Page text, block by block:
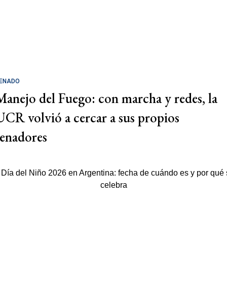
del Fuego: con marcha y redes, la
volvió a cercar a sus propios